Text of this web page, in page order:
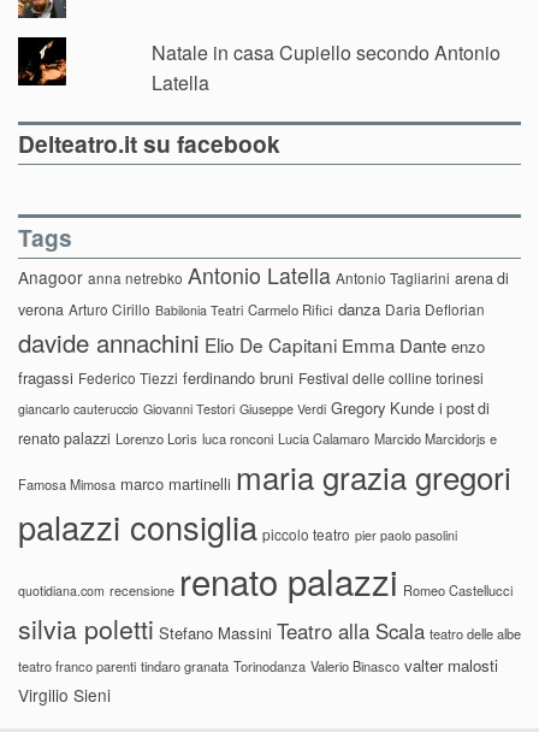
Natale in casa Cupiello secondo Antonio
Latella
Delteatro.it su facebook
Tags
Anagoor anna netrebko Antonio Latella Antonio Tagliarini arena di
verona Arturo Cirillo Babilonia Teatri Carmelo Rifici danza Daria Deflorian
davide annachini Elio De Capitani Emma Dante enzo
fragassi Federico Tiezzi ferdinando bruni Festival delle colline torinesi
giancarlo cauteruccio Giovanni Testori Giuseppe Verdi Gregory Kunde i post di
renato palazzi Lorenzo Loris luca ronconi Lucia Calamaro Marcido Marcidorjs e
Famosa Mimosa marco martinelli maria grazia gregori
palazzi consiglia piccolo teatro pier paolo pasolini
quotidiana.com recensione renato palazzi Romeo Castellucci
silvia poletti Stefano Massini Teatro alla Scala teatro delle albe
teatro franco parenti tindaro granata Torinodanza Valerio Binasco valter malosti
Virgilio Sieni